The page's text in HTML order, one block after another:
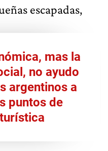
escapadas,
mas la
no ayudo
argentinos a
puntos de